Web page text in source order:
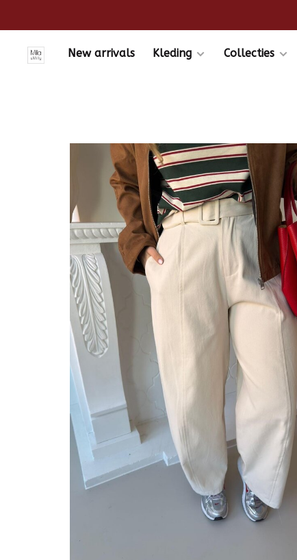
New arrivals Kleding Collecties